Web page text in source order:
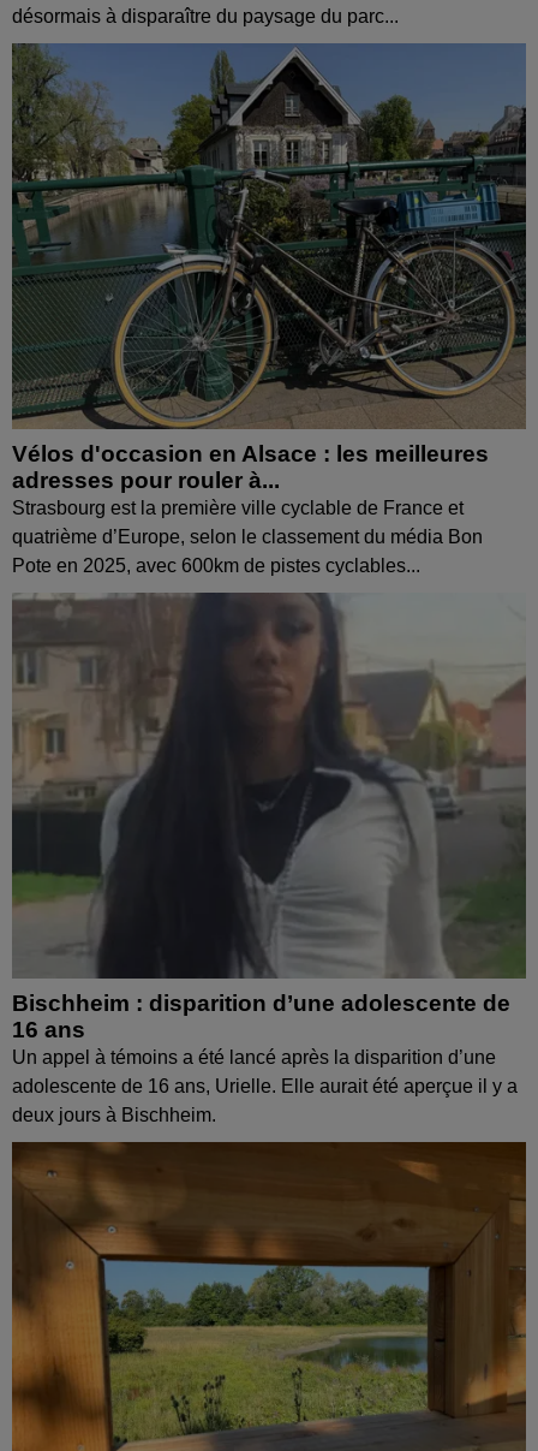
désormais à disparaître du paysage du parc...
Vélos d'occasion en Alsace : les meilleures
adresses pour rouler à...
Strasbourg est la première ville cyclable de France et
quatrième d’Europe, selon le classement du média Bon
Pote en 2025, avec 600km de pistes cyclables...
Bischheim : disparition d’une adolescente de
16 ans
Un appel à témoins a été lancé après la disparition d’une
adolescente de 16 ans, Urielle. Elle aurait été aperçue il y a
deux jours à Bischheim.